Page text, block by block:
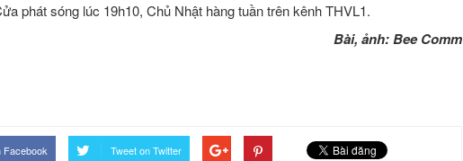
phát sóng lúc 19h10, Chủ Nhật hàng tuần trên kênh THVL1.
Bài, ảnh: Bee Comm
Facebook Tweet on Twitter